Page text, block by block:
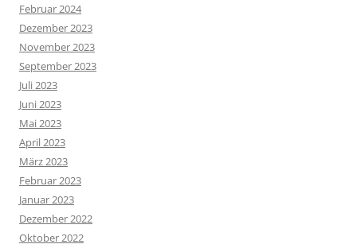
Februar 2024
Dezember 2023
November 2023
September 2023
Juli 2023
Juni 2023
Mai 2023
April 2023
März 2023
Februar 2023
Januar 2023
Dezember 2022
Oktober 2022